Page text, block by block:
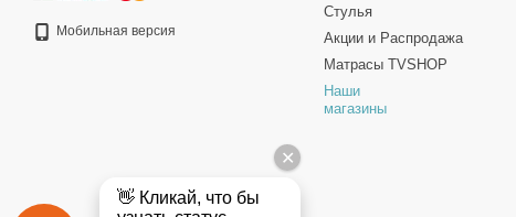
Мобильная версия
Стулья
Акции и Распродажа
Матрасы TVSHOP
Наши
магазины